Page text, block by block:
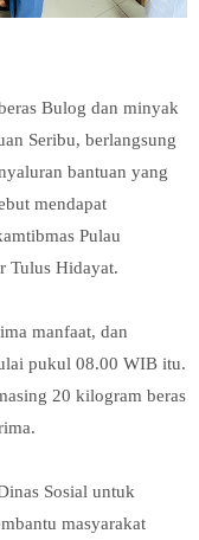
Bulog dan minyak
Seribu, berlangsung
bantuan yang
mendapat
Pulau
Tulus Hidayat.
manfaat, dan
pukul 08.00 WIB itu.
20 kilogram beras
Sosial untuk
masyarakat